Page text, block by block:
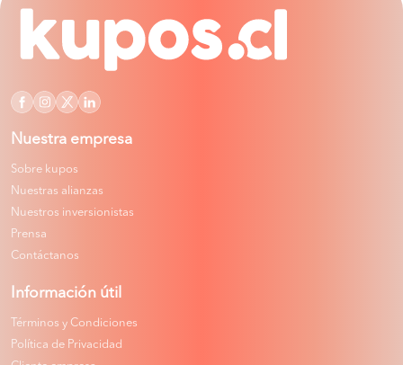
Nuestra empresa
Sobre kupos
Nuestras alianzas
Nuestros inversionistas
Prensa
Contáctanos
Información útil
Términos y Condiciones
Política de Privacidad